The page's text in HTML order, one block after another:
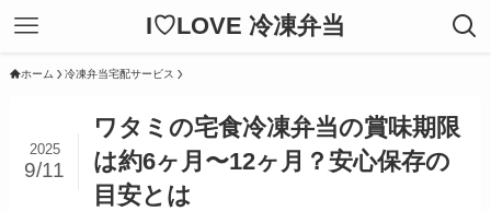
I♡LOVE 冷凍弁当
ホーム 冷凍弁当宅配サービス
ワタミの宅食冷凍弁当の賞味期限
は約6ヶ月〜12ヶ月？安心保存の
目安とは
2025
9/11